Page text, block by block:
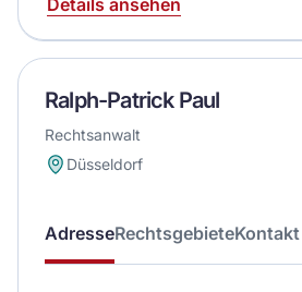
Ralph-Patrick Paul
Rechtsanwalt
Düsseldorf
AdresseRechtsgebieteKontakt